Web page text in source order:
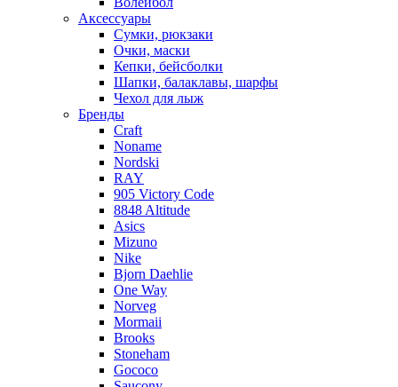
Аксессуары
Сумки, рюкзаки
Очки, маски
Кепки, бейсболки
Шапки, балаклавы, шарфы
Чехол для лыж
Бренды
Craft
Noname
Nordski
RAY
905 Victory Code
8848 Altitude
Asics
Mizuno
Nike
Bjorn Daehlie
One Way
Norveg
Mormaii
Brooks
Stoneham
Gococo